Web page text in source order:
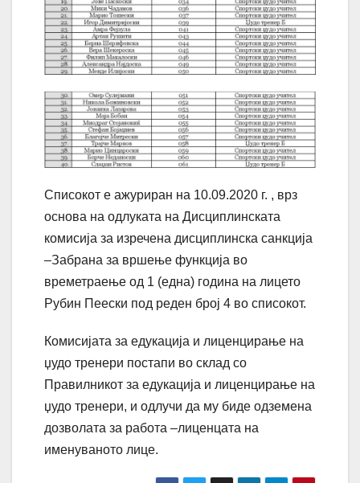
Списокот е ажуриран на 10.09.2020 г. , врз
основа на одлуката на Дисциплинската
комисија за изречена дисциплинска санкција
–Забрана за вршење функција во
времетраење од 1 (една) година на лицето
Рубин Пеески под реден број 4 во списокот.
Комисијата за едукација и лиценцирање на
џудо тренери постапи во склад со
Правилникот за едукација и лиценцирање на
џудо тренери, и одлучи да му биде одземена
дозволата за работа –лиценцата на
именуваното лице.